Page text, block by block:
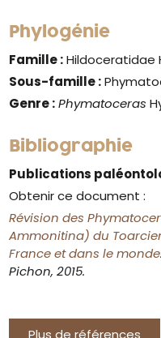
Phylogénie
Famille :Hildoceratidae
Sous-famille :
Genre : Phymatoceras
Bibliographie
Publications
Obtenir ce document :
Révision des
Ammonitina) du
France et dans le monde
Pichon, 2015.
Plus de références